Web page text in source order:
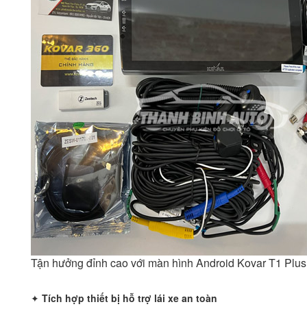
Tận hưởng đỉnh cao với màn hình Android Kovar T1
✦ Tích hợp thiết bị hỗ trợ lái xe an toàn